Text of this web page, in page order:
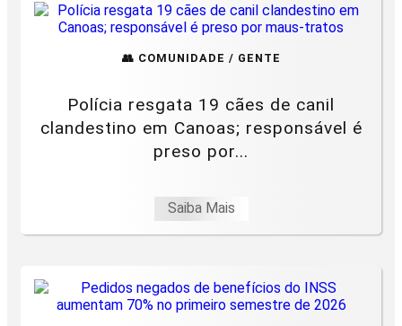
👥 COMUNIDADE / GENTE
Polícia resgata 19 cães de canil
clandestino em Canoas; responsável é
preso por...
Saiba Mais